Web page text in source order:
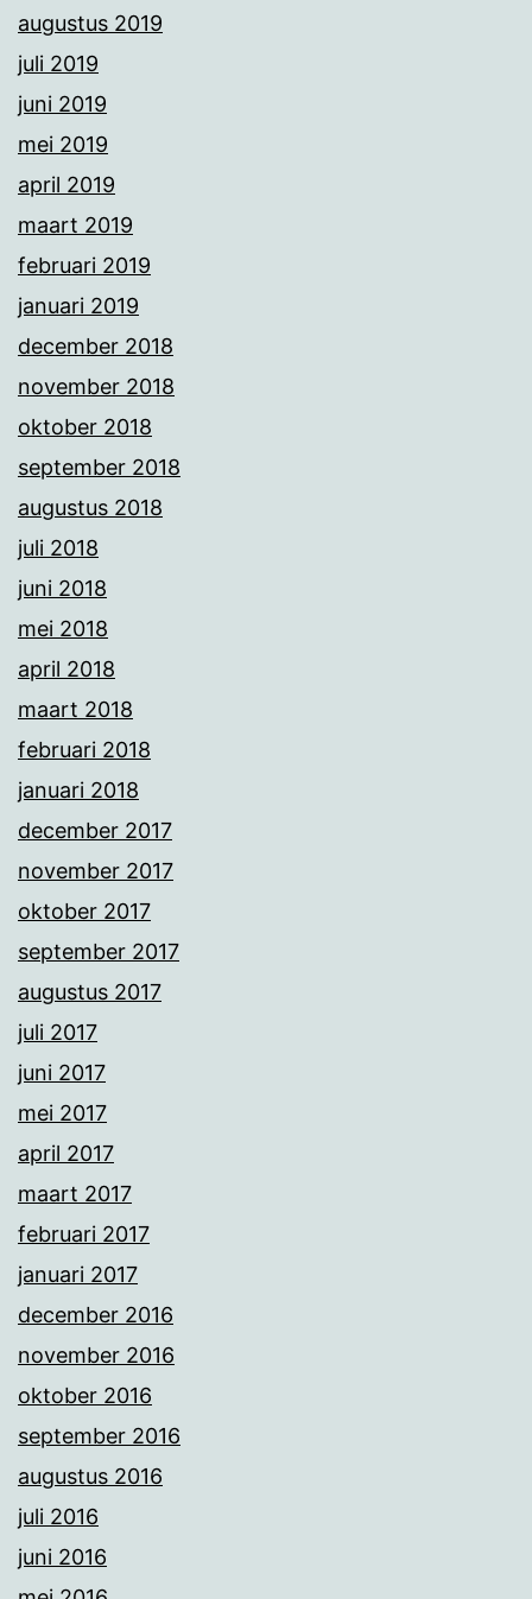
augustus 2019
juli 2019
juni 2019
mei 2019
april 2019
maart 2019
februari 2019
januari 2019
december 2018
november 2018
oktober 2018
september 2018
augustus 2018
juli 2018
juni 2018
mei 2018
april 2018
maart 2018
februari 2018
januari 2018
december 2017
november 2017
oktober 2017
september 2017
augustus 2017
juli 2017
juni 2017
mei 2017
april 2017
maart 2017
februari 2017
januari 2017
december 2016
november 2016
oktober 2016
september 2016
augustus 2016
juli 2016
juni 2016